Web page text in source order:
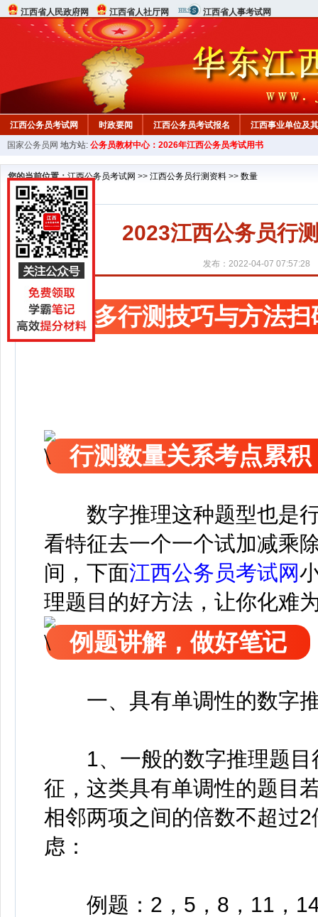
江西省人民政府网 江西省人社厅网 江西省人事考试网
江西公务员考试网 时政要闻 江西公务员考试报名 江西事业单位及
行测真题 在线咨询 教材中心
国家公务员网 地方站: 公务员教材中心：2026年江西公务员考试用书
您的当前位置：江西公务员考试网 >> 江西公务员行测资料 >> 数量
2023江西公务员行
发布：2022-04-07 07:57:28
更多行测技巧与方法扫
行测数量关系考点累积
数字推理这种题型也是
看特征去一个一个试加减乘
间，下面江西公务员考试网
理题目的好方法，让你化难
例题讲解，做好笔记
一、具有单调性的数字
1、一般的数字推理题目
征，这类具有单调性的题目
相邻两项之间的倍数不超过
虑：
例题：2，5，8，11，